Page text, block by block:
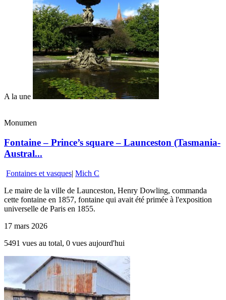
A la une
Monumen
Fontaine – Prince’s square – Launceston (Tasmania-
Austral...
Fontaines et vasques| Mich C
Le maire de la ville de Launceston, Henry Dowling, commanda
cette fontaine en 1857, fontaine qui avait été primée à l'exposition
universelle de Paris en 1855.
17 mars 2026
5491 vues au total, 0 vues aujourd'hui